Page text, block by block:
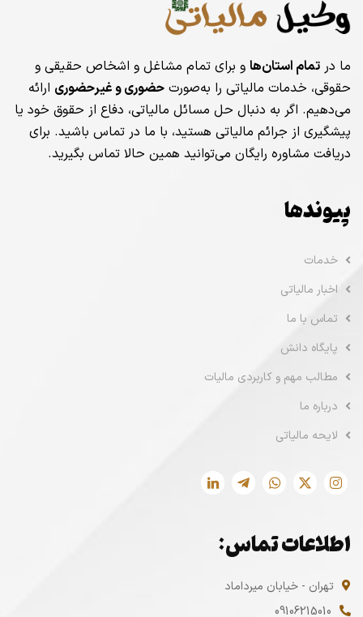
ما در تمام استان‌ها و برای تمام مشاغل و اشخاص حقیقی و
حقوقی، خدمات مالیاتی را به‌صورت حضوری و غیرحضوری ارائه
می‌دهیم. اگر به دنبال حل مسائل مالیاتی، دفاع از حقوق خود یا
پیشگیری از جرائم مالیاتی هستید، با ما در تماس باشید. برای
دریافت مشاوره رایگان می‌توانید همین حالا تماس بگیرید.
پیوندها
خدمات
اخبار مالیاتی
تماس با ما
پایگاه دانش
مطالب مهم و کاربردی مالیات
درباره ما
لایحه مالیاتی
اطلاعات تماس:
تهران - خیابان میرداماد
09106215010